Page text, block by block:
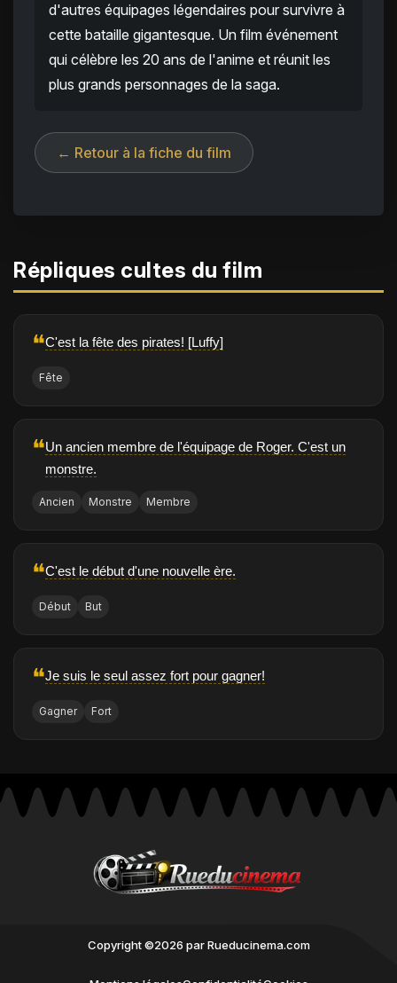
d'autres équipages légendaires pour survivre à
cette bataille gigantesque. Un film événement
qui célèbre les 20 ans de l'anime et réunit les
plus grands personnages de la saga.
← Retour à la fiche du film
Répliques cultes du film
❝C'est la fête des pirates! [Luffy]
Fête
❝Un ancien membre de l'équipage de Roger. C'est un
monstre.
Ancien Monstre Membre
❝C'est le début d'une nouvelle ère.
Début But
❝Je suis le seul assez fort pour gagner!
Gagner Fort
Copyright ©2026 par Rueducinema.com